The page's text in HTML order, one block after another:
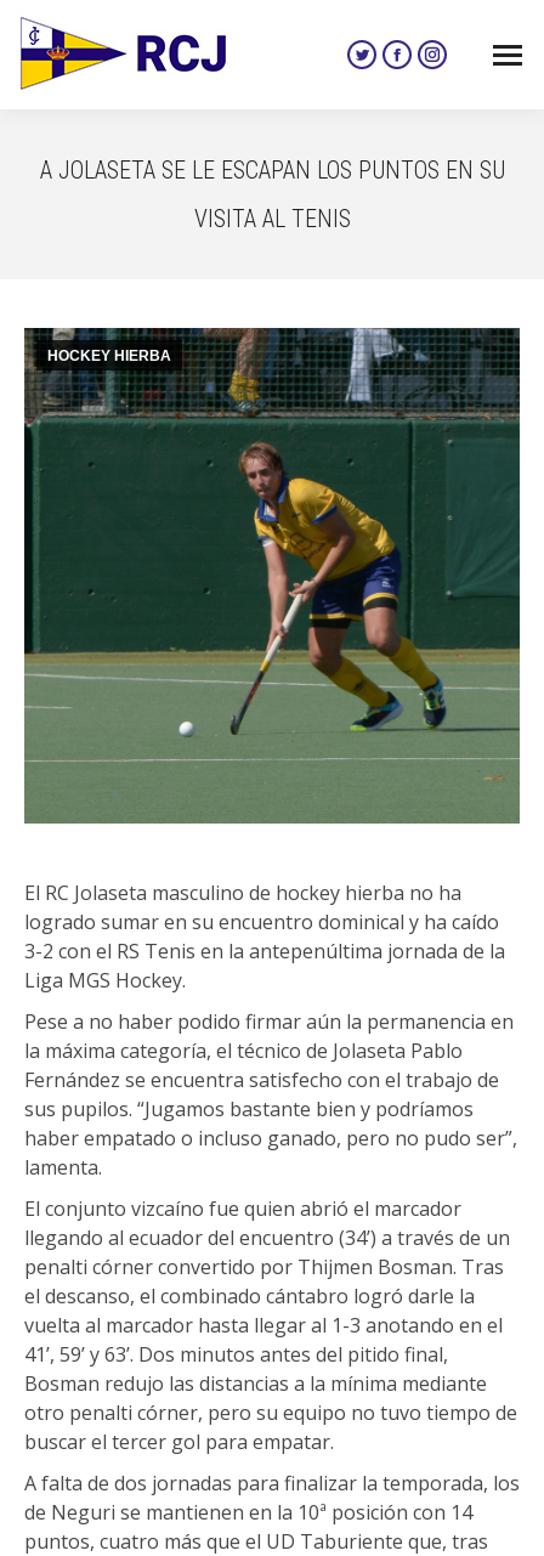
Twitter
in
new
Facebook
in
new
Instagram
in
new
A JOLASETA SE LE ESCAPAN LOS PUNTOS EN SU
VISITA AL TENIS
HOCKEY HIERBA
El RC Jolaseta masculino de hockey hierba no ha
logrado sumar en su encuentro dominical y ha caído
3-2 con el RS Tenis en la antepenúltima jornada de la
Liga MGS Hockey.
Pese a no haber podido firmar aún la permanencia en
la máxima categoría, el técnico de Jolaseta Pablo
Fernández se encuentra satisfecho con el trabajo de
sus pupilos. “Jugamos bastante bien y podríamos
haber empatado o incluso ganado, pero no pudo ser”,
lamenta.
El conjunto vizcaíno fue quien abrió el marcador
llegando al ecuador del encuentro (34’) a través de un
penalti córner convertido por Thijmen Bosman. Tras
el descanso, el combinado cántabro logró darle la
vuelta al marcador hasta llegar al 1-3 anotando en el
41’, 59’ y 63’. Dos minutos antes del pitido final,
Bosman redujo las distancias a la mínima mediante
otro penalti córner, pero su equipo no tuvo tiempo de
buscar el tercer gol para empatar.
A falta de dos jornadas para finalizar la temporada, los
de Neguri se mantienen en la 10ª posición con 14
puntos, cuatro más que el UD Taburiente que, tras